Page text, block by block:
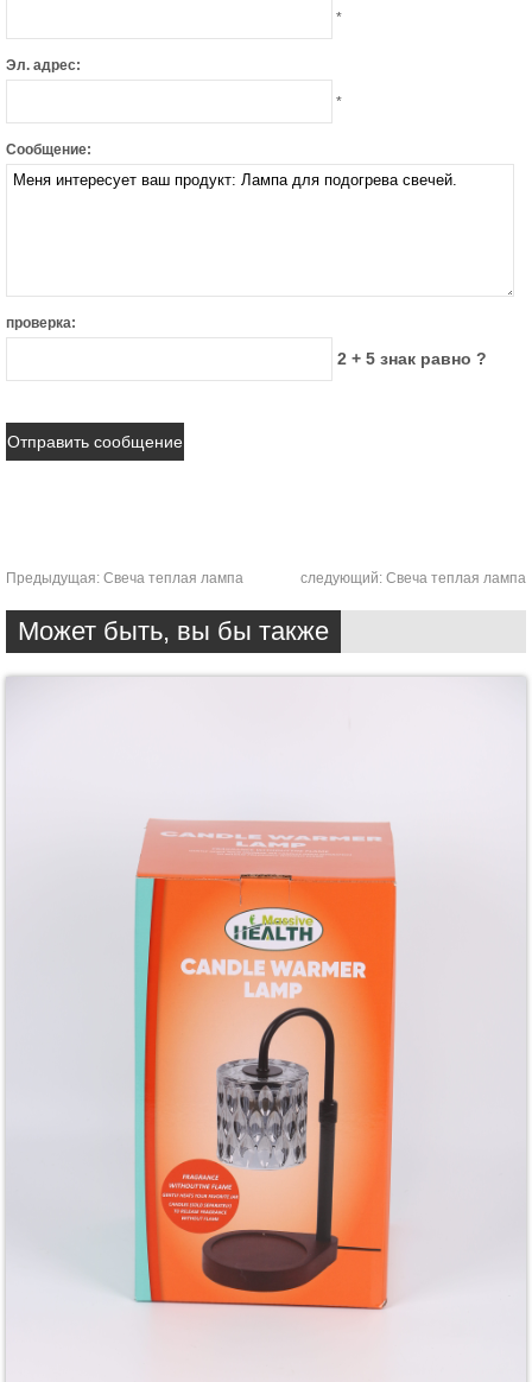
*
Эл. адрес:
*
Сообщение:
проверка:
2 + 5 знак равно ?
Предыдущая: Свеча теплая лампа следующий: Свеча теплая лампа
Может быть, вы бы также